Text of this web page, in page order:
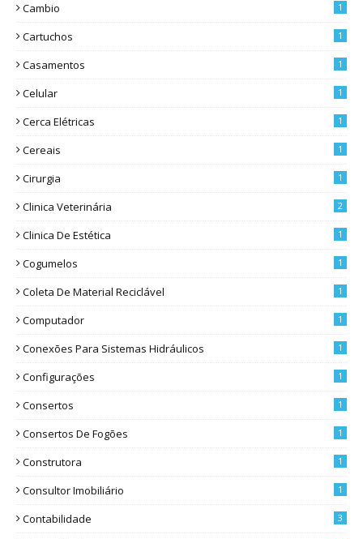
Cambio 1
Cartuchos 1
Casamentos 1
Celular 1
Cerca Elétricas 1
Cereais 1
Cirurgia 1
Clinica Veterinária 2
Clinica De Estética 1
Cogumelos 1
Coleta De Material Reciclável 1
Computador 1
Conexões Para Sistemas Hidráulicos 1
Configurações 1
Consertos 1
Consertos De Fogões 1
Construtora 1
Consultor Imobiliário 1
Contabilidade 3